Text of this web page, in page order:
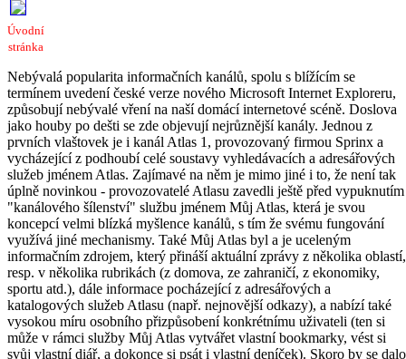
Úvodní
stránka
Nebývalá popularita informačních kanálů, spolu s blížícím se
termínem uvedení české verze nového Microsoft Internet Exploreru,
způsobují nebývalé vření na naší domácí internetové scéně. Doslova
jako houby po dešti se zde objevují nejrůznější kanály. Jednou z
prvních vlaštovek je i kanál Atlas 1, provozovaný firmou Sprinx a
vycházející z podhoubí celé soustavy vyhledávacích a adresářových
služeb jménem Atlas. Zajímavé na něm je mimo jiné i to, že není tak
úplně novinkou - provozovatelé Atlasu zavedli ještě před vypuknutím
"kanálového šílenství" službu jménem Můj Atlas, která je svou
koncepcí velmi blízká myšlence kanálů, s tím že svému fungování
využívá jiné mechanismy. Také Můj Atlas byl a je uceleným
informačním zdrojem, který přináší aktuální zprávy z několika oblastí,
resp. v několika rubrikách (z domova, ze zahraničí, z ekonomiky,
sportu atd.), dále informace pocházející z adresářových a
katalogových služeb Atlasu (např. nejnovější odkazy), a nabízí také
vysokou míru osobního přizpůsobení konkrétnímu uživateli (ten si
může v rámci služby Můj Atlas vytvářet vlastní bookmarky, vést si
svůj vlastní diář, a dokonce si psát i vlastní deníček). Skoro by se dalo